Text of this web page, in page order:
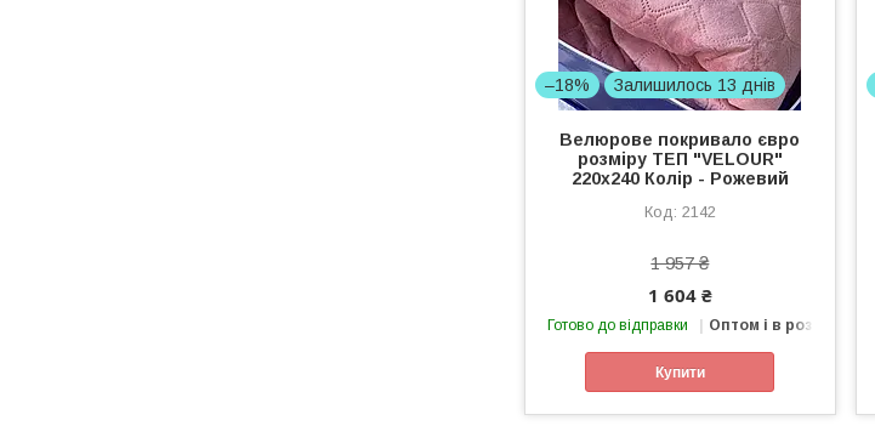
–18% Залишилось 13 днів
Велюрове покривало євро
розміру ТЕП "VELOUR"
220x240 Колір - Рожевий
2142
1 957 ₴
1 604 ₴
Готово до відправки Оптом і в роздріб
Купити